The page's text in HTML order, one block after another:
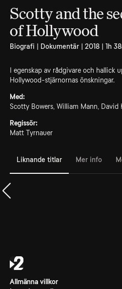
Scotty and the
of Hollywood
Biografi | Dokumentär | 2018 | 1h
I egenskap av rådgivare och hallick
Hollywood-stjärnornas önskningar.
Med:
Scotty Bowers, William Mann, David
Regissör:
Matt Tyrnauer
Liknande titlar Mer info
Allmänna villkor